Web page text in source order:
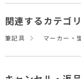
関連するカテゴ
筆記具 マーカー・